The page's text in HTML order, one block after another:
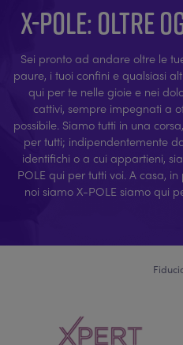
X-POLE: OLTRE
Sei pronto ad andare oltre le
paure, i tuoi confini e qualsiasi
qui per te nelle gioie e nei
cattivi, sempre impegnati a
possibile. Siamo tutti in una
per tutti; indipendentemente
identifichi o a cui appartieni,
POLE qui per tutti voi. A casa,
noi siamo X-POLE siamo qui